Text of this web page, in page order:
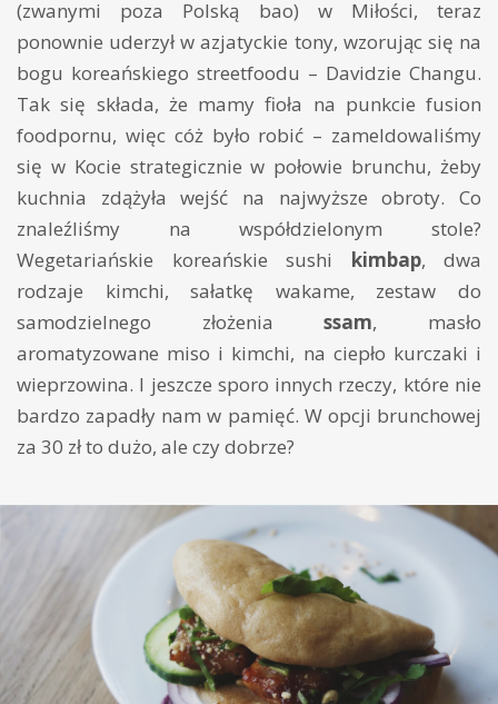
(zwanymi poza Polską bao) w Miłości, teraz
ponownie uderzył w azjatyckie tony, wzorując się na
bogu koreańskiego streetfoodu – Davidzie Changu.
Tak się składa, że mamy fioła na punkcie fusion
foodpornu, więc cóż było robić – zameldowaliśmy
się w Kocie strategicznie w połowie brunchu, żeby
kuchnia zdążyła wejść na najwyższe obroty. Co
znaleźliśmy na współdzielonym stole?
Wegetariańskie koreańskie sushi kimbap, dwa
rodzaje kimchi, sałatkę wakame, zestaw do
samodzielnego złożeniassam, masło
aromatyzowane miso i kimchi, na ciepło kurczaki i
wieprzowina. I jeszcze sporo innych rzeczy, które nie
bardzo zapadły nam w pamięć. W opcji brunchowej
za 30 zł to dużo, ale czy dobrze?